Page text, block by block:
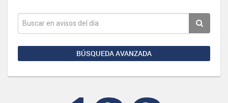
BÚSQUEDA AVANZADA